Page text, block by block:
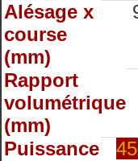
Alésage x
course
(mm)
Rapport
volumétrique
(mm)
Puissance